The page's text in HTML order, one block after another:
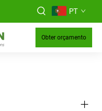
PT
Obter orçamento